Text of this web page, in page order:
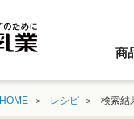
商
HOME レシピ 検索結